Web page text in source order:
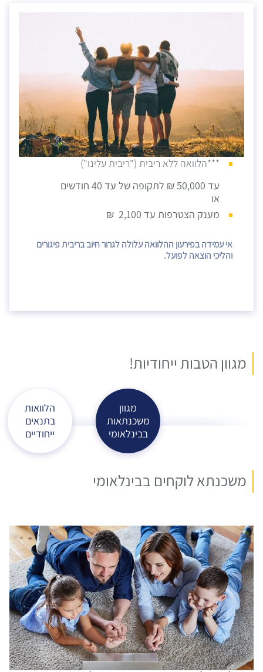
***הלוואה ללא ריבית ("ריבית עלינו")
עד 50,000 ₪ לתקופה של עד 40 חודשים
או
מענק הצטרפות עד 2,100 ₪
אי עמידה בפירעון ההלוואה עלולה לגרור חיוב בריבית פיגורים
והליכי הוצאה לפועל.
מגוון הטבות ייחודיות!
מגוון
משכנתאות
בבינלאומי
הלוואות
בתנאים
ייחודיים
משכנתא לוקחים בבינלאומי